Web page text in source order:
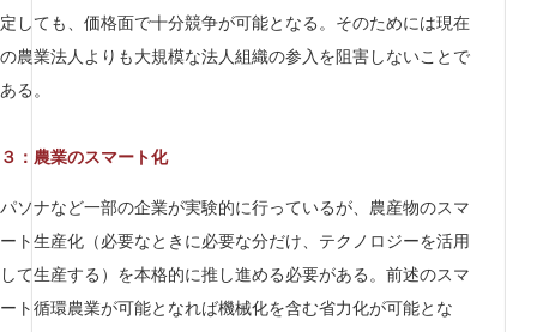
定しても、価格面で十分競争が可能となる。そのためには現在
の農業法人よりも大規模な法人組織の参入を阻害しないことで
ある。
３：農業のスマート化
パソナなど一部の企業が実験的に行っているが、農産物のスマ
ート生産化（必要なときに必要な分だけ、テクノロジーを活用
して生産する）を本格的に推し進める必要がある。前述のスマ
ート循環農業が可能となれば機械化を含む省力化が可能とな